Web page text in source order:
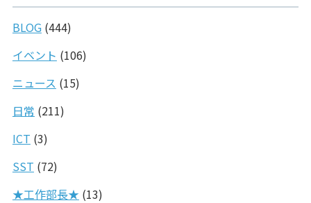
BLOG(444)
イベント (106)
ニュース (15)
日常 (211)
ICT (3)
SST (72)
★工作部長★ (13)